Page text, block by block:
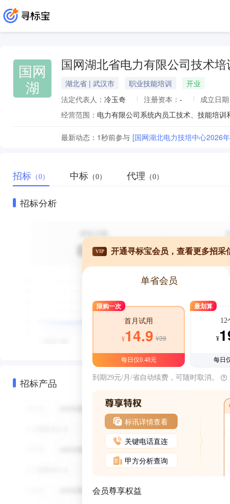
国网
湖
国网湖北省电力有限公司技术培
湖北省 | 武汉市 职业技能培训
开业
法定代表人： 冷玉奇 注册资本： -
成立日
经营范围：
最新动态： 1秒前参与 [国网湖北电力技培中心2026
招标 （0） 中标 （0） 代理 （0）
招标分析
招标产品
VIP 开通寻标宝会员，查看更多招采
单省会员
限购一次
首月试用
¥14.9 ¥39
每日仅0.48元
最划算
12
¥
每日
到期29元/月/省自动续费，可随时取消。
标讯详情查看
关键电话直连
甲方分析查询
会员尊享权益